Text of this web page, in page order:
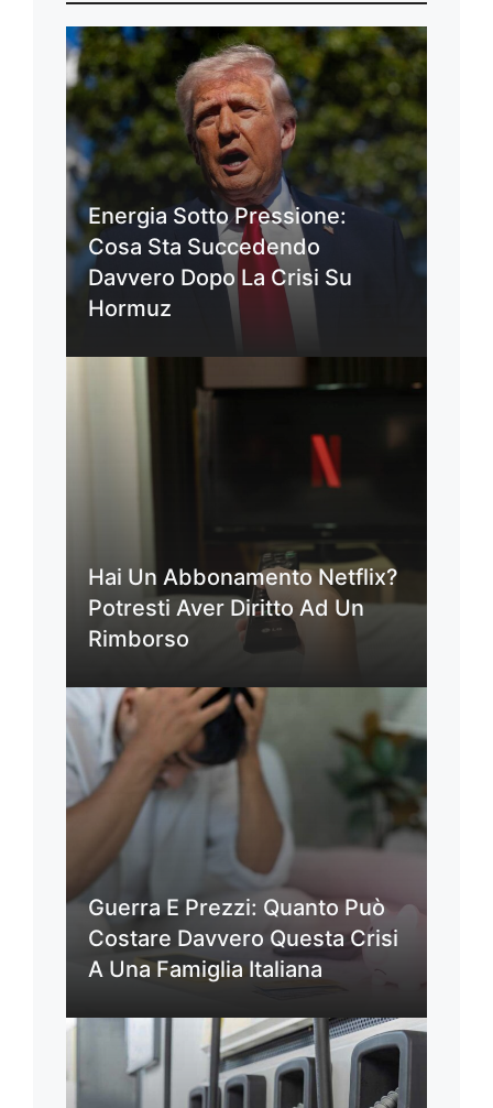
Energia Sotto Pressione:
Cosa Sta Succedendo
Davvero Dopo La Crisi Su
Hormuz
Hai Un Abbonamento Netflix?
Potresti Aver Diritto Ad Un
Rimborso
Guerra E Prezzi: Quanto Può
Costare Davvero Questa Crisi
A Una Famiglia Italiana